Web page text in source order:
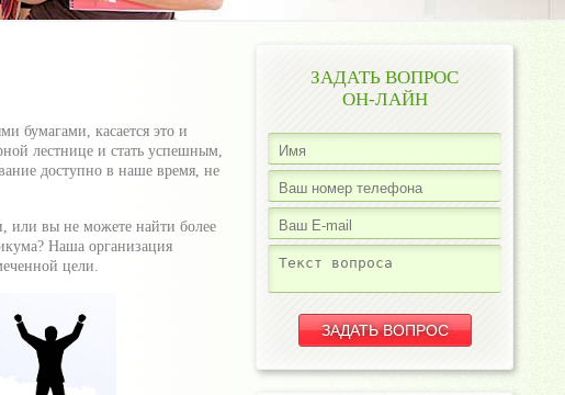
бумагами, касается это и
лестнице и стать успешным,
доступно в наше время, не
или вы не можете найти более
Наша организация
цели.
ЗАДАТЬ ВОПРОС
ОН-ЛАЙН